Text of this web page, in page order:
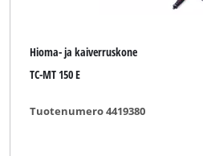
Hioma- ja kaiverruskone
TC-MT 150 E
Tuotenumero 4419380